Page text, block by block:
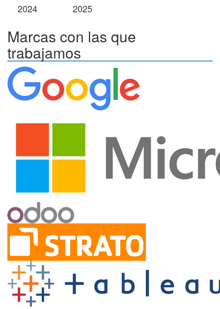
2024 2025
Marcas con las que
trabajamos